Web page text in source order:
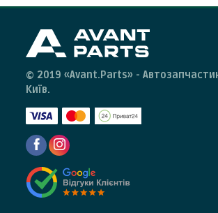
© 2019 «Avant.Parts» -
Київ.